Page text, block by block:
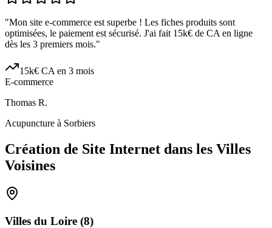
"Mon site e-commerce est superbe ! Les fiches produits sont
optimisées, le paiement est sécurisé. J'ai fait 15k€ de CA en ligne
dès les 3 premiers mois."
15k€ CA en 3 mois
E-commerce
Thomas R.
Acupuncture à Sorbiers
Création de Site Internet dans les Villes
Voisines
Villes du Loire (8)